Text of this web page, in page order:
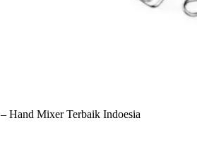
Hand Mixer Terbaik Indoesia